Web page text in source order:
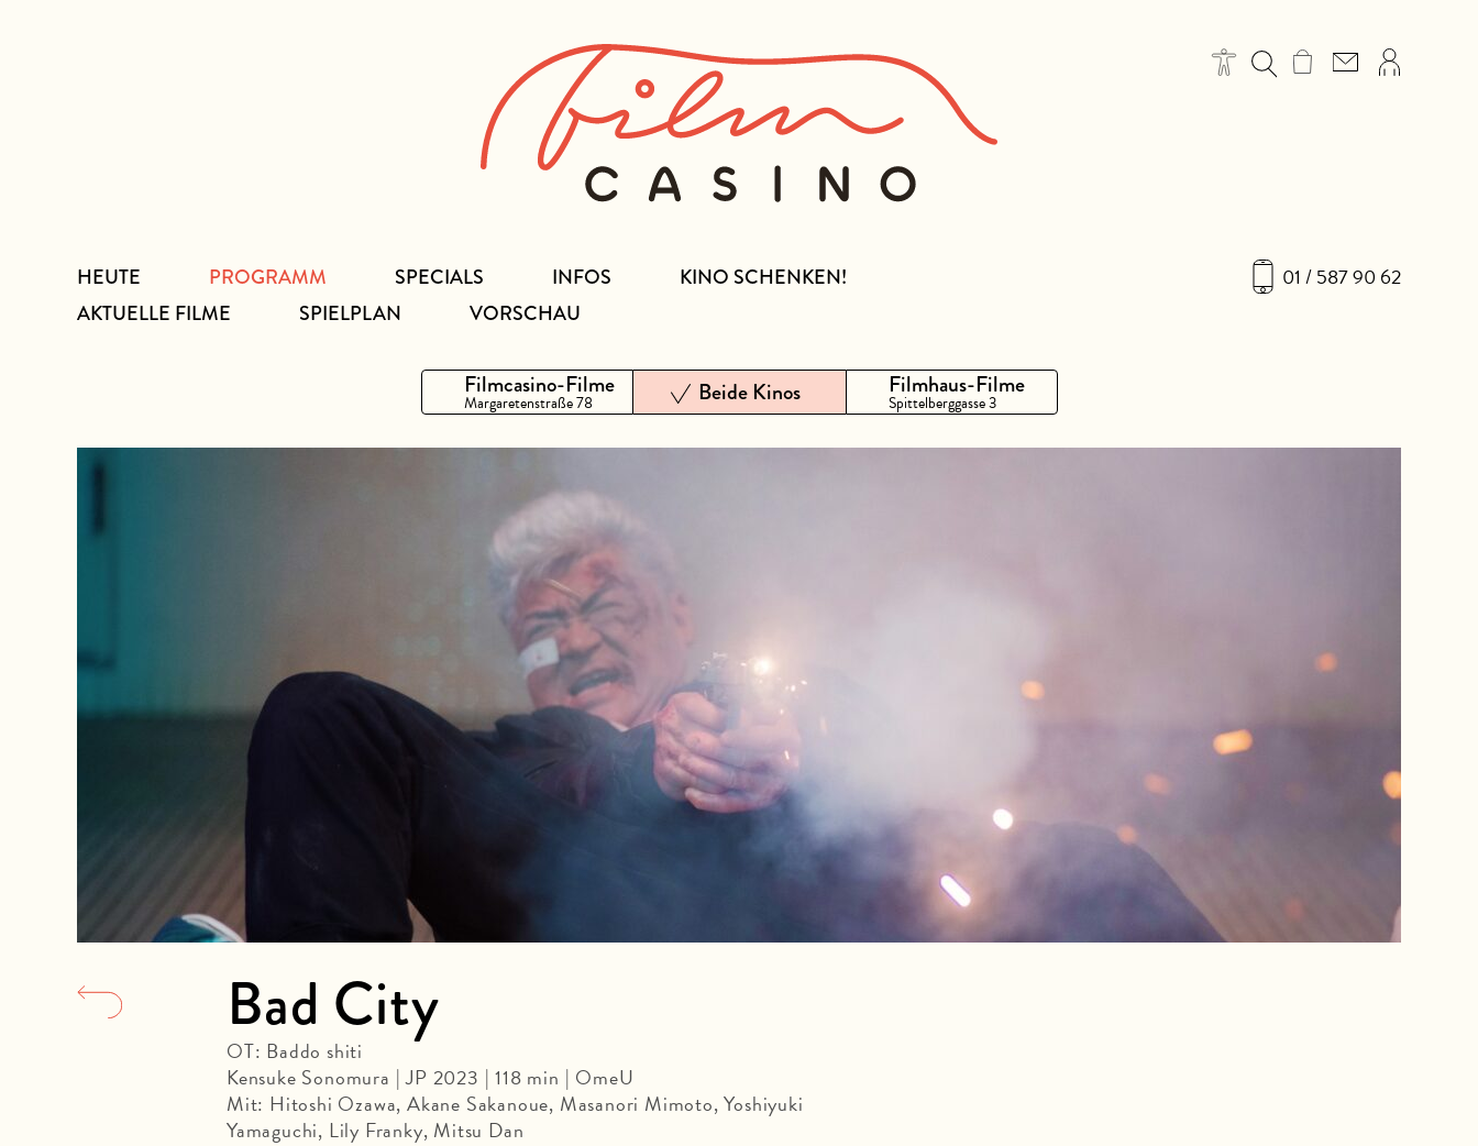
01 / 587 90 62
HEUTE
PROGRAMM
AKTUELLE FILME
SPIELPLAN VORSCHAU
SPECIALS INFOS KINO SCHENKEN!
Filmcasino-Filme
Margaretenstraße 78 Beide Kinos Filmhaus-Filme
Spittelberggasse 3
Bad City
OT: Baddo shiti
Kensuke Sonomura | JP 2023 | 118 min | OmeU
Mit: Hitoshi Ozawa, Akane Sakanoue, Masanori Mimoto, Yoshiyuki
Yamaguchi, Lily Franky, Mitsu Dan